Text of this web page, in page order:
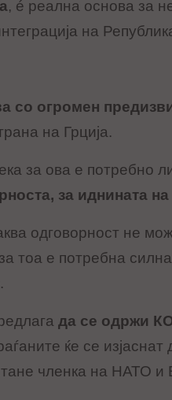
, é реална основа за
на
со огромен
на Грција.
за ова е потребно
за иднината
одговорност не
тоа е потребна
да се одржи
ќе се
членка на НАТО и